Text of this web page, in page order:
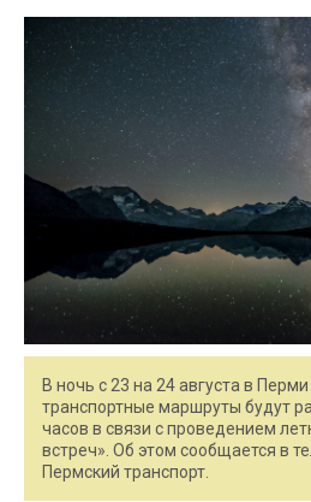
В ночь с 23 на 24 августа в
транспортные маршруты будут
часов в связи с проведением
встреч». Об этом сообщается в
Пермский транспорт.